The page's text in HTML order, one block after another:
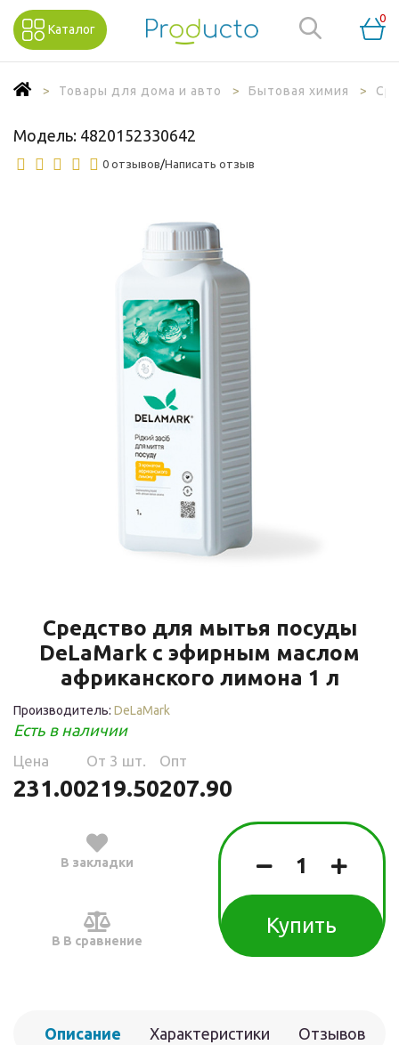
Каталог
0
Товары для дома и авто Бытовая химия
Модель: 4820152330642
0 отзывов/Написать отзыв
Средство для мытья посуды
DeLaMark с эфирным маслом
африканского лимона 1 л
Производитель: DeLaMark
Есть в наличии
Цена
231.00
Oт 3 шт.
219.50
Опт
207.90
В закладки
В В сравнение
Купить
Описание Характеристики Отзывов